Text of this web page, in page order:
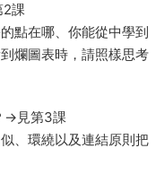
2課
點在哪、你能從中學到
爛圖表時，請照樣思考
→見第3課
、環繞以及連結原則把